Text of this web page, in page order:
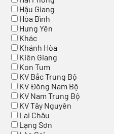
Hậu Giang
Hòa Bình
Hưng Yên
Khác
Khánh Hòa
Kiên Giang
Kon Tum
KV Bắc Trung Bộ
KV Đông Nam Bộ
KV Nam Trung Bộ
KV Tây Nguyên
Lai Châu
Lạng Sơn